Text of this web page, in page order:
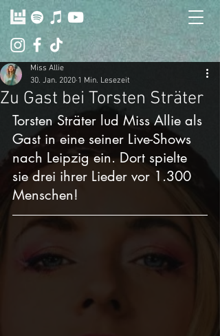
Zu Gast bei Torsten Sträter
Miss Allie
30. Jan. 2020 1 Min. Lesezeit
Torsten Sträter lud Miss Allie als
Gast in eine seiner Live-Shows
nach Leipzig ein. Dort spielte
sie drei ihrer Lieder vor 1.300
Menschen!